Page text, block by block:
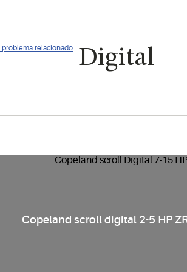
relacionado Digital
Copeland scroll digital 2-5 HP